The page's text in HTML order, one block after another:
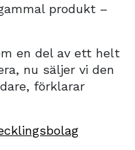
produkt –
en del av ett helt
nu säljer vi den
förklarar